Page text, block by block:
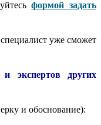
формой задать
уже сможет
экспертов других
и обоснование):